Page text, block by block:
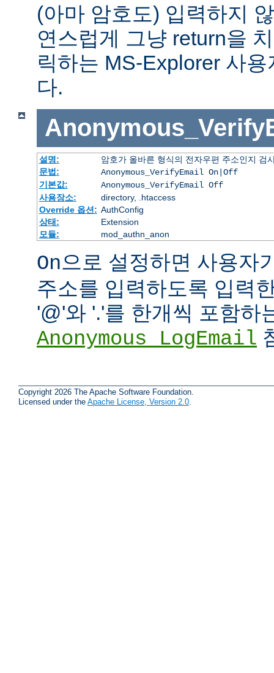
(아마 암호도) 입력하지
연스럽게 그냥 return을
릭하는 MS-Explorer 사
다.
설명:
암호가 올바른 형식의 전자우편 주소인지 검
문법:
Anonymous_VerifyEmail On|Off
기본값:
Anonymous_VerifyEmail Off
사용장소:
directory, .htaccess
Override 옵션: AuthConfig
상태:
Extension
모듈:
mod_authn_anon
On으로 설정하면 사용자
주소를 입력하도록 입력
'@'와 '.'를 한개씩 포함하
Anonymous_LogEmail
Copyright 2026 The Apache Software Foundation.
Licensed under the Apache License, Version 2.0.